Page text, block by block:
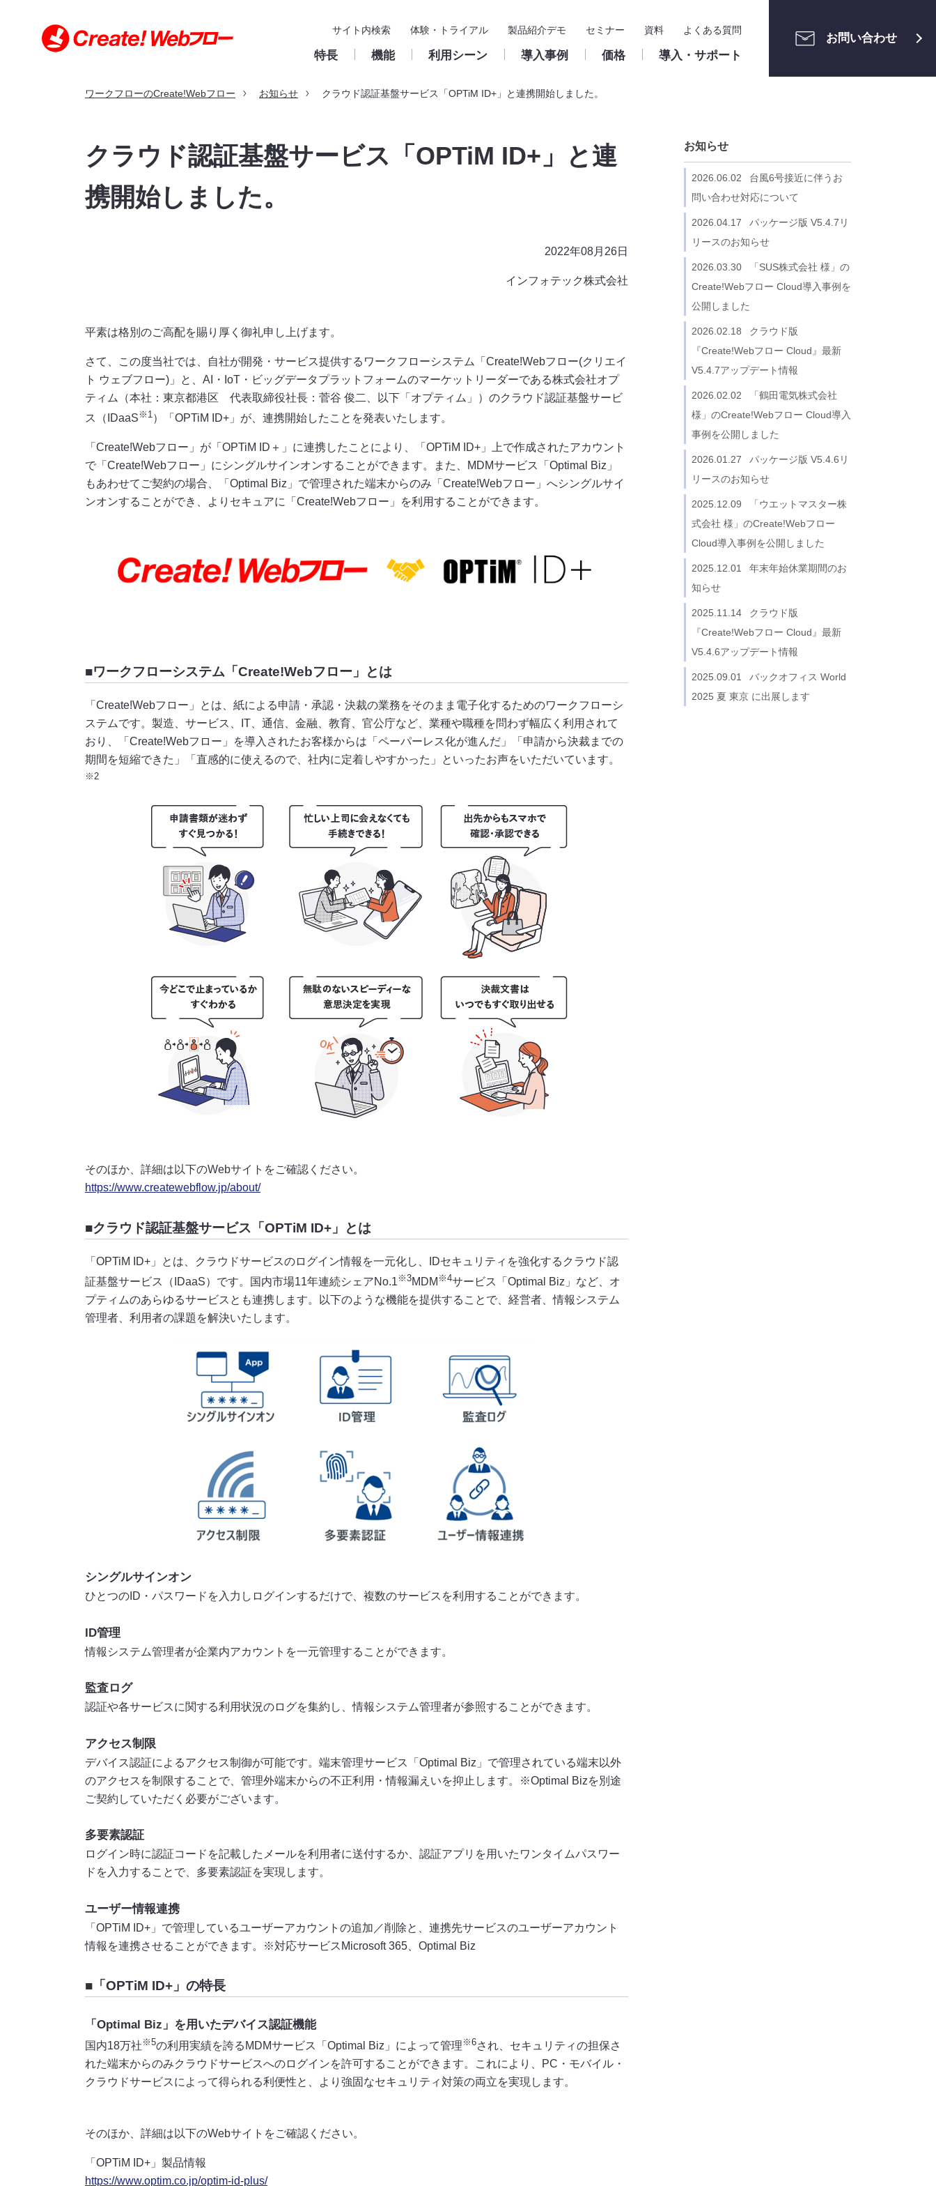
特長 機能 利用シーン 導入事例 価格 導入・サポート
お問い合わせ
特長トップ
機能トップ
申請
承認・決裁
申請／承認フォーム
申請／承認フォームの作
ユーザー・組織管理
申請案件の管理
アクセス制限・セキュリ
ポートレット表示
SharePointとの連携
サイボウズグループウェアとの連携
Teams連携
自動申請／外部システムからの申請
決裁データ出力
ユーザー情報連携
kintone連携
クラウドサイン連携
駅探連携（経路検索・交通費）
利用シーントップ
情報システム関連
店舗からの申請 工場への申請 見積書、注文書
導入事例トップ
株式会社ホンダモビリティ南
関東 様
イノチオホールディングス株
式会社 様
エステー株式会社 様 学校法人北里研究所 様
価格トップ
導入・サポートトップ
導入までの流れ
パートナー
クラウド版
ユーザーサポートサイト
ワークフロー構築相談会
ユーザーマニュアル（申請者・承認
リファレンスマニュアル（管理者）
メンテナンス情報
パスワードセンター
お問い合わせトップ
サイト内検索 体験・トライアル 製品紹介デモ セミナー 資料 よくある質問
ワークフローのCreate!Webフロー お知らせ クラウド認証基盤サービス「OPTiM ID+」と連携開始しました。
クラウド認証基盤サービス「OPTiM ID+」と連
携開始しました。
2022年08月26日
インフォテック株式会社
平素は格別のご高配を賜り厚く御礼申し上げます。
さて、この度当社では、自社が開発・サービス提供するワークフローシステム「Create!Webフロー(クリエイ
ト ウェブフロー)」と、AI・IoT・ビッグデータプラットフォームのマーケットリーダーである株式会社オプ
ティム（本社：東京都港区 代表取締役社長：菅谷 俊二、以下「オプティム」）のクラウド認証基盤サービ
ス（IDaaS ※1）「OPTiM ID+」が、連携開始したことを発表いたします。
「Create!Webフロー」が「OPTiM ID＋」に連携したことにより、「OPTiM ID+」上で作成されたアカウント
で「Create!Webフロー」にシングルサインオンすることができます。また、MDMサービス「Optimal Biz」
もあわせてご契約の場合、「Optimal Biz」で管理された端末からのみ「Create!Webフロー」へシングルサイ
ンオンすることができ、よりセキュアに「Create!Webフロー」を利用することができます。
■ワークフローシステム「Create!Webフロー」とは
「Create!Webフロー」とは、紙による申請・承認・決裁の業務をそのまま電子化するためのワークフローシ
ステムです。製造、サービス、IT、通信、金融、教育、官公庁など、業種や職種を問わず幅広く利用されて
おり、「Create!Webフロー」を導入されたお客様からは「ペーパーレス化が進んだ」「申請から決裁までの
期間を短縮できた」「直感的に使えるので、社内に定着しやすかった」といったお声をいただいています。
※2
そのほか、詳細は以下のWebサイトをご確認ください。
https://www.createwebflow.jp/about/
■クラウド認証基盤サービス「OPTiM ID+」とは
「OPTiM ID+」とは、クラウドサービスのログイン情報を一元化し、IDセキュリティを強化するクラウド認
証基盤サービス（IDaaS）です。国内市場11年連続シェアNo.1 ※3MDM ※4サービス「Optimal Biz」など、オ
プティムのあらゆるサービスとも連携します。以下のような機能を提供することで、経営者、情報システム
管理者、利用者の課題を解決いたします。
シングルサインオン
ひとつのID・パスワードを入力しログインするだけで、複数のサービスを利用することができます。
ID管理
情報システム管理者が企業内アカウントを一元管理することができます。
監査ログ
認証や各サービスに関する利用状況のログを集約し、情報システム管理者が参照することができます。
アクセス制限
デバイス認証によるアクセス制御が可能です。端末管理サービス「Optimal Biz」で管理されている端末以外
のアクセスを制限することで、管理外端末からの不正利用・情報漏えいを抑止します。※Optimal Bizを別途
ご契約していただく必要がございます。
多要素認証
ログイン時に認証コードを記載したメールを利用者に送付するか、認証アプリを用いたワンタイムパスワー
ドを入力することで、多要素認証を実現します。
ユーザー情報連携
「OPTiM ID+」で管理しているユーザーアカウントの追加／削除と、連携先サービスのユーザーアカウント
情報を連携させることができます。※対応サービスMicrosoft 365、Optimal Biz
■「OPTiM ID+」の特長
「Optimal Biz」を用いたデバイス認証機能
国内18万社 ※5の利用実績を誇るMDMサービス「Optimal Biz」によって管理 ※6され、セキュリティの担保さ
れた端末からのみクラウドサービスへのログインを許可することができます。これにより、PC・モバイル・
クラウドサービスによって得られる利便性と、より強固なセキュリティ対策の両立を実現します。
そのほか、詳細は以下のWebサイトをご確認ください。
「OPTiM ID+」製品情報
https://www.optim.co.jp/optim-id-plus/
お知らせ
2026.06.02
台風6号接近に伴うお
問い合わせ対応について
2026.04.17
パッケージ版 V5.4.7リ
リースのお知らせ
2026.03.30
「SUS株式会社 様」の
Create!Webフロー Cloud導入事例を
公開しました
2026.02.18
クラウド版
『Create!Webフロー Cloud』最新
V5.4.7アップデート情報
2026.02.02
「鶴田電気株式会社
様」のCreate!Webフロー Cloud導入
事例を公開しました
2026.01.27
パッケージ版 V5.4.6リ
リースのお知らせ
2025.12.09
「ウエットマスター株
式会社 様」のCreate!Webフロー
Cloud導入事例を公開しました
2025.12.01
年末年始休業期間のお
知らせ
2025.11.14
クラウド版
『Create!Webフロー Cloud』最新
V5.4.6アップデート情報
2025.09.01
バックオフィス World
2025 夏 東京 に出展します